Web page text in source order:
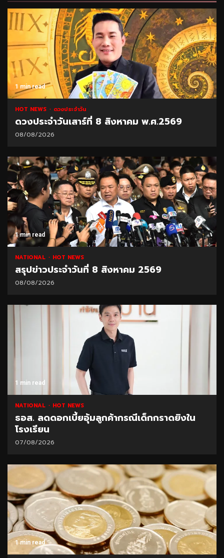
1 min read
HOT NEWS ดวงประจำวัน
ดวงประจำวันเสาร์ที่ 8 สิงหาคม พ.ศ.2569
08/08/2026
1 min read
NATIONAL HOT NEWS
สรุปข่าวประจำวันที่ 8 สิงหาคม 2569
08/08/2026
1 min read
NATIONAL HOT NEWS
ธอส. ลดดอกเบี้ยอุ้มลูกค้ากรณีเด็กกราดยิงใน
โรงเรียน
07/08/2026
1 min read